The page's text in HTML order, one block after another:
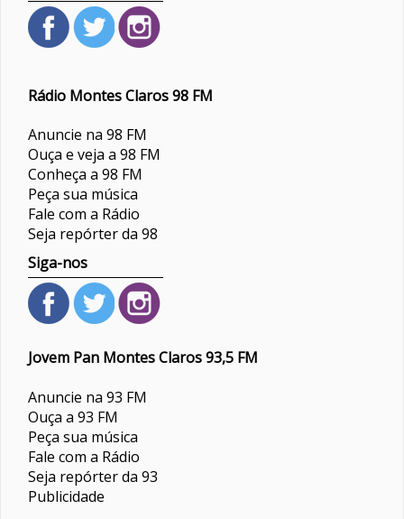
Rádio Montes Claros 98 FM
Anuncie na 98 FM
Ouça e veja a 98 FM
Conheça a 98 FM
Peça sua música
Fale com a Rádio
Seja repórter da 98
Siga-nos
Jovem Pan Montes Claros 93,5 FM
Anuncie na 93 FM
Ouça a 93 FM
Peça sua música
Fale com a Rádio
Seja repórter da 93
Publicidade